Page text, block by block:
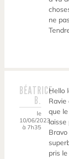
ne
BÉATRICE
B.
le
10/06/2023
à 7h35
Hello
que
laisse
pris